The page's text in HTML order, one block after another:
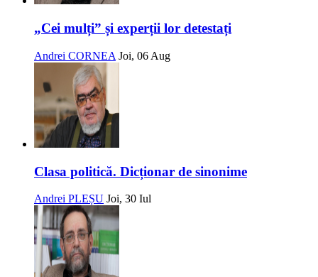
„Cei mulți” și experții lor detestați
Andrei CORNEA Joi, 06 Aug
Clasa politică. Dicționar de sinonime
Andrei PLEȘU Joi, 30 Iul